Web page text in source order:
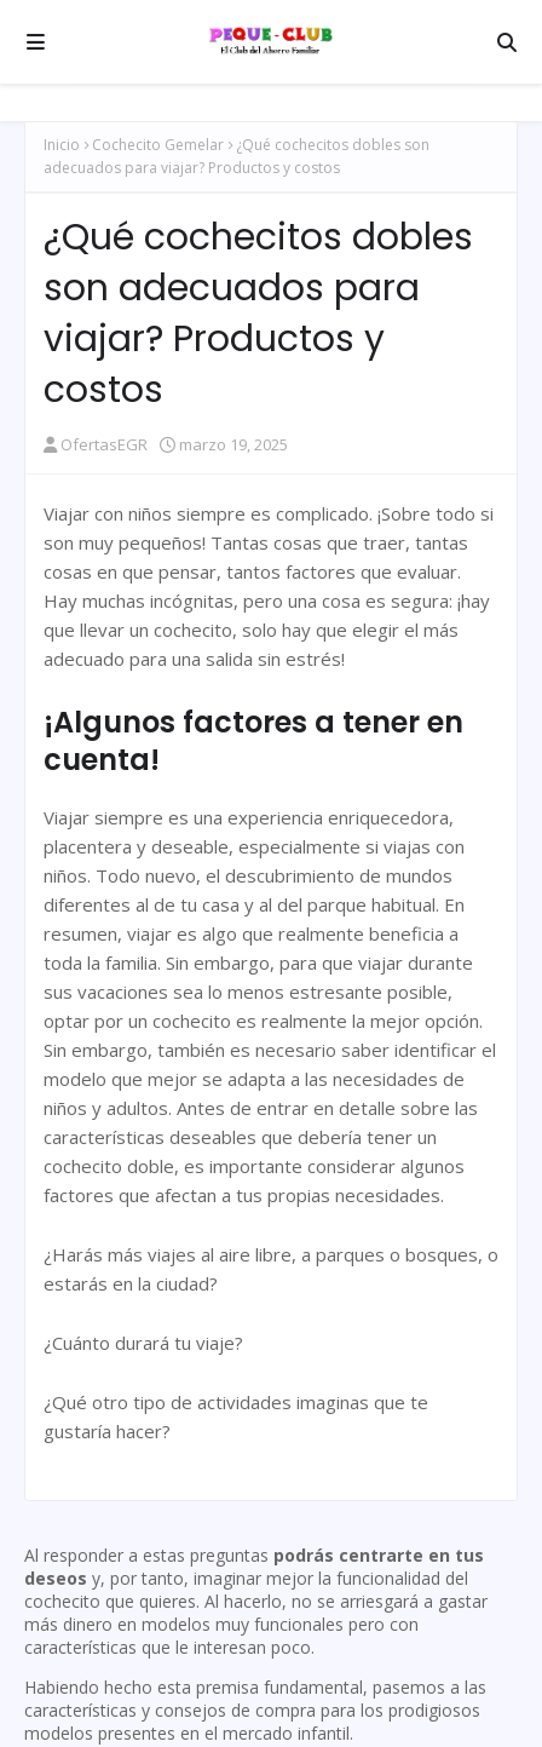
Inicio Cochecito Gemelar
¿Qué cochecitos dobles son
adecuados para viajar? Productos y costos
¿Qué cochecitos dobles
son adecuados para
viajar? Productos y
costos
OfertasEGR marzo 19, 2025
Viajar con niños siempre es complicado. ¡Sobre todo si
son muy pequeños! Tantas cosas que traer, tantas
cosas en que pensar, tantos factores que evaluar.
Hay muchas incógnitas, pero una cosa es segura: ¡hay
que llevar un cochecito, solo hay que elegir el más
adecuado para una salida sin estrés!
¡Algunos factores a tener en
cuenta!
Viajar siempre es una experiencia enriquecedora,
placentera y deseable, especialmente si viajas con
niños. Todo nuevo, el descubrimiento de mundos
diferentes al de tu casa y al del parque habitual. En
resumen, viajar es algo que realmente beneficia a
toda la familia. Sin embargo, para que viajar durante
sus vacaciones sea lo menos estresante posible,
optar por un cochecito es realmente la mejor opción.
Sin embargo, también es necesario saber identificar el
modelo que mejor se adapta a las necesidades de
niños y adultos. Antes de entrar en detalle sobre las
características deseables que debería tener un
cochecito doble, es importante considerar algunos
factores que afectan a tus propias necesidades.
¿Harás más viajes al aire libre, a parques o bosques, o
estarás en la ciudad?
¿Cuánto durará tu viaje?
¿Qué otro tipo de actividades imaginas que te
gustaría hacer?
Al responder a estas preguntas podrás centrarte en tus
deseos y, por tanto, imaginar mejor la funcionalidad del
cochecito que quieres. Al hacerlo, no se arriesgará a gastar
más dinero en modelos muy funcionales pero con
características que le interesan poco.
Habiendo hecho esta premisa fundamental, pasemos a las
características y consejos de compra para los prodigiosos
modelos presentes en el mercado infantil.